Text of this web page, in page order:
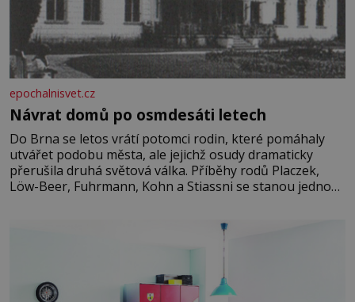
epochalnisvet.cz
Návrat domů po osmdesáti letech
Do Brna se letos vrátí potomci rodin, které pomáhaly
utvářet podobu města, ale jejichž osudy dramaticky
přerušila druhá světová válka. Příběhy rodů Placzek,
Löw-Beer, Fuhrmann, Kohn a Stiassni se stanou jednou
jednoduché. Místa, která si člověk pamatuje z rodinných